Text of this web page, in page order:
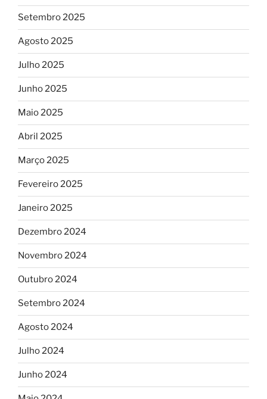
Setembro 2025
Agosto 2025
Julho 2025
Junho 2025
Maio 2025
Abril 2025
Março 2025
Fevereiro 2025
Janeiro 2025
Dezembro 2024
Novembro 2024
Outubro 2024
Setembro 2024
Agosto 2024
Julho 2024
Junho 2024